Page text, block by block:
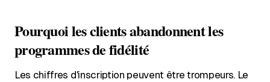
Pourquoi les clients abandonnent les
programmes de fidélité
Les chiffres d'inscription peuvent être trompeurs. Le